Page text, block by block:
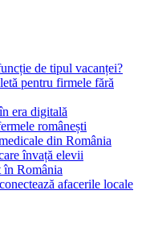
de tipul vacanței?
pentru firmele fără
era digitală
românești
din România
învață elevii
România
afacerile locale